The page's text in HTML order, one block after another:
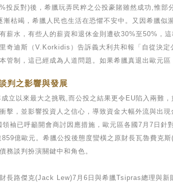
投反對)後，希臘玩弄民粹之公投豪賭雖然成功,惟
枯竭，希臘人民也生活在恐懼不安中。又因希臘
薪水，有些人的薪資和退休金則遭砍30%至50%，
奇迪斯（V.Korkidis）告訴義大利共和報「自從決
管制，這已經成為人道問題。如果希臘真退出歐元
判之影響與發展
立以來最大之挑戰,而公投之結果更令EU陷入兩難
擊，並影響投資人之信心，導致資金大幅外流與出
領袖已呼籲開會商討因應措施，歐元區各國7月7日
億歐元。希臘公投後態度蠻橫之原財長瓦魯費
務談判扮演關鍵中和角色。
長路傑克(Jack Lew)7月6日與希臘Tsipras總理與